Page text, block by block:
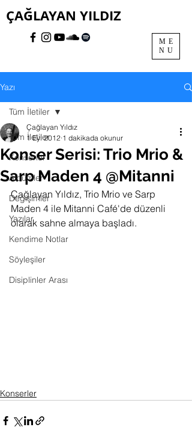
ME
NU
ÇAĞLAYAN YILDIZ
Yazı
Tüm İletiler
Konserler
Albümler
Değişimler
Yazılar
Kendime Notlar
Söyleşiler
Disiplinler Arası
Tüm İletiler
Konser Serisi: Trio Mrio &
Sarp Maden 4 @Mitanni
Çağlayan Yıldız
1 Eyl 2012 1 dakikada okunur
Çağlayan Yıldız, Trio Mrio ve Sarp
Maden 4 ile Mitanni Café'de düzenli
olarak sahne almaya başladı.
Konserler